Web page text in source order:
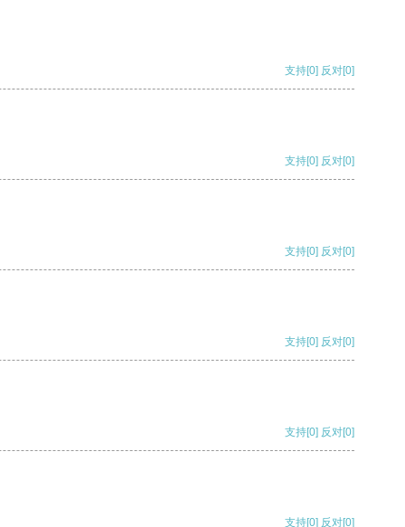
支持[0] 反对[0]
支持[0] 反对[0]
支持[0] 反对[0]
支持[0] 反对[0]
支持[0] 反对[0]
支持[0] 反对[0]